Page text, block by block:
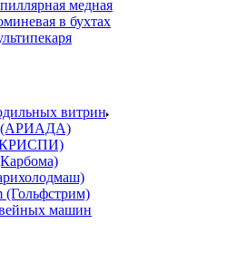
медная
в бухтах
витрин
(АРИАДА)
(Гольфстрим)
машин